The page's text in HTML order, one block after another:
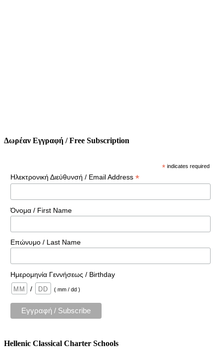
Δωρέαν Εγγραφή / Free Subscription
* indicates required
Ηλεκτρονική Διεύθυνσή / Email Address *
Όνομα / First Name
Επώνυμο / Last Name
Ημερομηνία Γεννήσεως / Birthday
/
( mm / dd )
Hellenic Classical Charter Schools